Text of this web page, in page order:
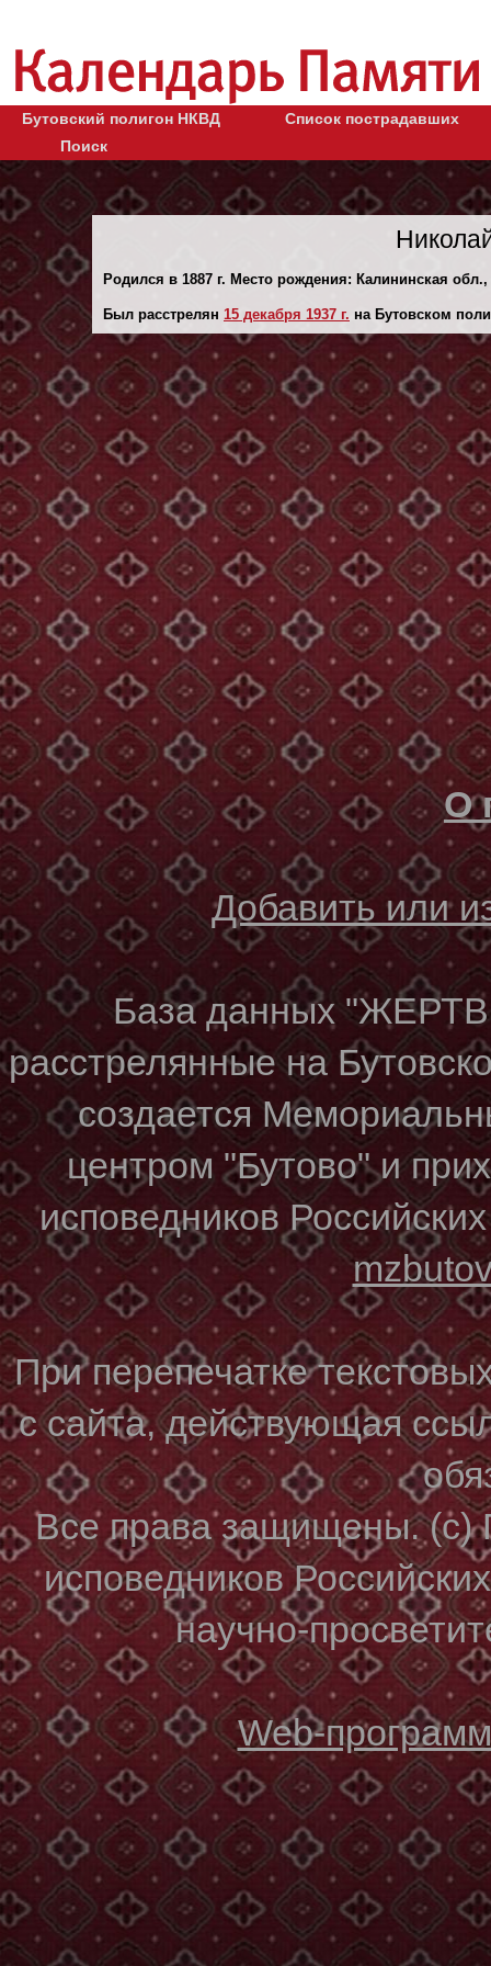
Бутовский полигон НКВД
Список пострадавших
Поиск
Родился в 1887 г. Место рождения: Калининская
Был расстрелян 15 декaбря 1937 г. на Бутовском
О
Добавить или
База данных
расстрелянные на
создается
центром "Бутово" и
исповедников
При перепечатке
с сайта, действующая
Все права защищены. (с)
исповедников
научно-
Web-